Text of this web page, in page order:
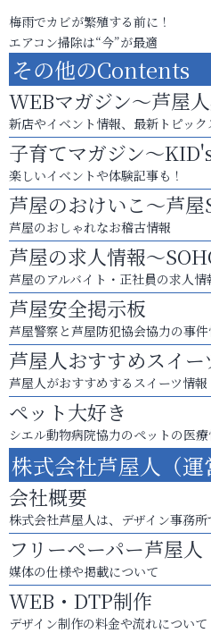
梅雨でカビが繁殖する前に！
エアコン掃除は“今”が最適
その他のContents
WEBマガジン～芦屋
新店やイベント情報、最新トピック
子育てマガジン～
楽しいイベントや体験記事も！
芦屋のおけいこ～芦
芦屋のおしゃれなお稽古情報
芦屋の求人情報～
芦屋のアルバイト・正社員の求人情
芦屋安全掲示板
芦屋警察と芦屋防犯協会協力の事件
芦屋人おすすめスイー
芦屋人がおすすめするスイーツ情報
ペット大好き
シエル動物病院協力のペットの医
株式会社芦屋人（運
会社概要
株式会社芦屋人は、デザイン事務所
フリーペーパー芦屋人
媒体の仕様や掲載について
WEB・DTP制作
デザイン制作の料金や流れについて